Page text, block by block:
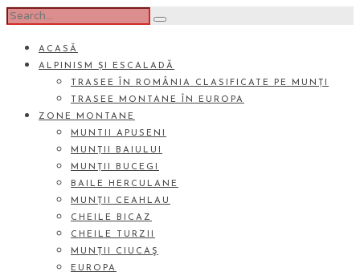
ACASĂ
ALPINISM ȘI ESCALADĂ
TRASEE ÎN ROMÂNIA CLASIFICATE PE MUNȚI
TRASEE MONTANE ÎN EUROPA
ZONE MONTANE
MUNTII APUSENI
MUNȚII BAIULUI
MUNȚII BUCEGI
BAILE HERCULANE
MUNȚII CEAHLAU
CHEILE BICAZ
CHEILE TURZII
MUNȚII CIUCAŞ
EUROPA